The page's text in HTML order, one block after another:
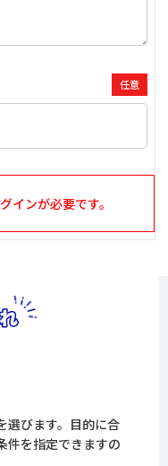
任意
インが必要です。
選びます。目的に合
件を指定できますの